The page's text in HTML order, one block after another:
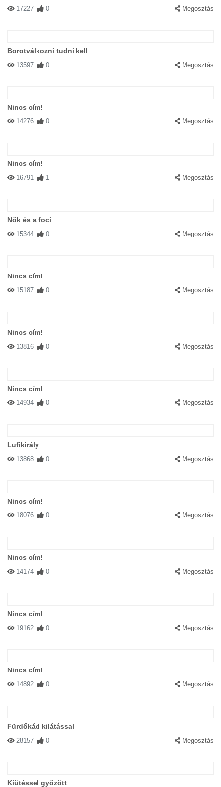
17227 0 Megosztás
Borotválkozni tudni kell
13597 0 Megosztás
Nincs cím!
14276 0 Megosztás
Nincs cím!
16791 1 Megosztás
Nők és a foci
15344 0 Megosztás
Nincs cím!
15187 0 Megosztás
Nincs cím!
13816 0 Megosztás
Nincs cím!
14934 0 Megosztás
Lufikirály
13868 0 Megosztás
Nincs cím!
18076 0 Megosztás
Nincs cím!
14174 0 Megosztás
Nincs cím!
19162 0 Megosztás
Nincs cím!
14892 0 Megosztás
Fürdőkád kilátással
28157 0 Megosztás
Kiütéssel győzött